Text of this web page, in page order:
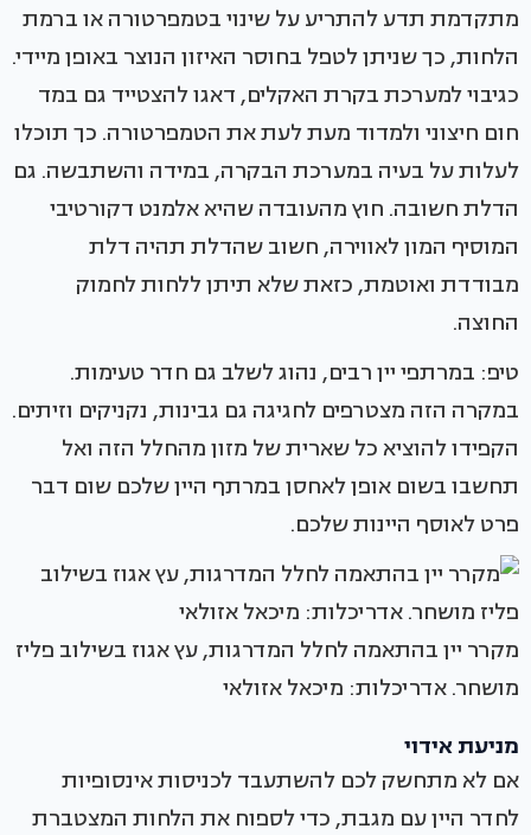
מתקדמת תדע להתריע על שינוי בטמפרטורה או ברמת
הלחות, כך שניתן לטפל בחוסר האיזון הנוצר באופן מיידי.
כגיבוי למערכת בקרת האקלים, דאגו להצטייד גם במד
חום חיצוני ולמדוד מעת לעת את הטמפרטורה. כך תוכלו
לעלות על בעיה במערכת הבקרה, במידה והשתבשה. גם
הדלת חשובה. חוץ מהעובדה שהיא אלמנט דקורטיבי
המוסיף המון לאווירה, חשוב שהדלת תהיה דלת
מבודדת ואוטמת, כזאת שלא תיתן ללחות לחמוק
החוצה.
טיפ: במרתפי יין רבים, נהוג לשלב גם חדר טעימות.
במקרה הזה מצטרפים לחגיגה גם גבינות, נקניקים וזיתים.
הקפידו להוציא כל שארית של מזון מהחלל הזה ואל
תחשבו בשום אופן לאחסן במרתף היין שלכם שום דבר
פרט לאוסף היינות שלכם.
מקרר יין בהתאמה לחלל המדרגות, עץ אגוז בשילוב פליז
מושחר. אדריכלות: מיכאל אזולאי
מניעת אידוי
אם לא מתחשק לכם להשתעבד לכניסות אינסופיות
לחדר היין עם מגבת, כדי לספוח את הלחות המצטברת